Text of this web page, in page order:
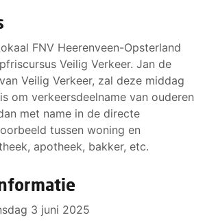
FNV Heerenveen-Opsterland
Veilig Verkeer. Jan de
Veilig Verkeer, zal deze middag
om verkeersdeelname van ouderen
met name in de directe
tussen woning en
apotheek, bakker, etc.
3 juni 2025